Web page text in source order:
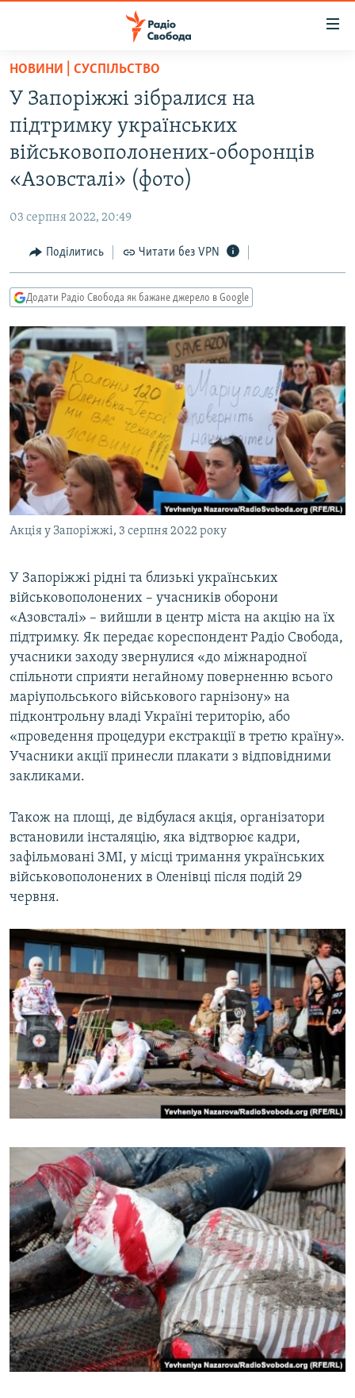
Перейти
основного
матеріалу
Перейти
до
основної
Перейти
пошуку
РАДІО СВОБОДА – 70 РОКІВ
ВСЕ ЗА ДОБУ
СТАТТІ
ПОЛІТИКА
СУСПІЛЬСТВО
КУЛЬТУРА
СПОРТ
СВІТ
ВІЙНА
ДОНБАС.РЕАЛІЇ
КРИМ.РЕАЛІЇ
ТИ ЯК?
КИТАЙ.ВИКЛИКИ
МУЛЬТИМЕДІА
ФОТО
СПЕЦПРОЄКТИ
ПОДКАСТИ
КРИМ РЕАЛІЇ
РУС
КТАТ
ДОЛУЧАЙСЯ!
Усі сайти RFE/RL
НОВИНИ | СУСПІЛЬСТВО
У Запоріжжі зібралися на
підтримку українських
військовополонених-оборонців
«Азовсталі» (фото)
03 серпня 2022, 20:49
Поділитись Читати без VPN
Додати Радіо Свобода як бажане джерело в Google
Акція у Запоріжжі, 3 серпня 2022 року
У Запоріжжі рідні та близькі українських
військовополонених – учасників оборони
«Азовсталі» – вийшли в центр міста на акцію на їх
підтримку. Як передає кореспондент Радіо Свобода,
учасники заходу звернулися «до міжнародної
спільноти сприяти негайному поверненню всього
маріупольського військового гарнізону» на
підконтрольну владі Україні територію, або
«проведення процедури екстракції в третю країну».
Учасники акції принесли плакати з відповідними
закликами.
Також на площі, де відбулася акція, організатори
встановили інсталяцію, яка відтворює кадри,
зафільмовані ЗМІ, у місці тримання українських
військовополонених в Оленівці після подій 29
червня.